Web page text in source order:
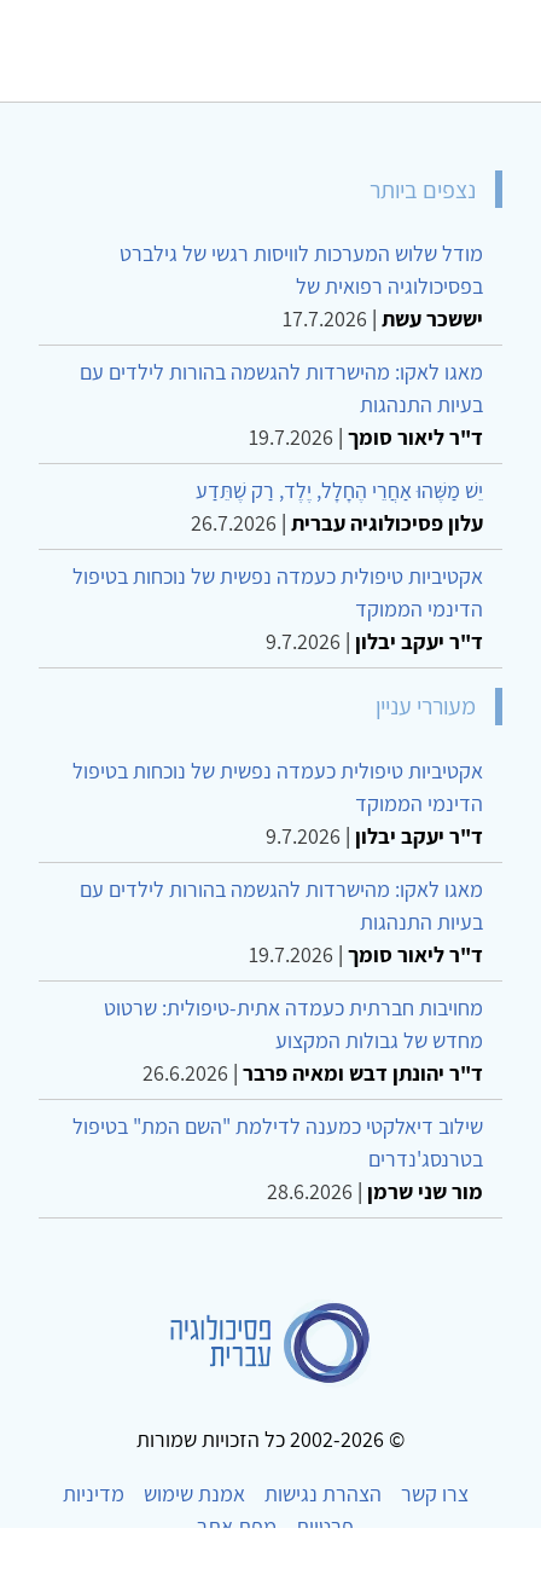
נצפים ביותר
מודל שלוש המערכות לוויסות רגשי של גילברט
בפסיכולוגיה רפואית של
יששכר עשת |
17.7.2026
מאגו לאקו: מהישרדות להגשמה בהורות לילדים עם
בעיות התנהגות
ד"ר ליאור סומך |
19.7.2026
יֵשׁ מַשֶּׁהוּ אַחֲרֵי הֶחָלָל, יֶלֶד, רַק שֶׁתֵּדַע
עלון פסיכולוגיה עברית |
26.7.2026
אקטיביות טיפולית כעמדה נפשית של נוכחות בטיפול
הדינמי הממוקד
ד"ר יעקב יבלון |
9.7.2026
מעוררי עניין
אקטיביות טיפולית כעמדה נפשית של נוכחות בטיפול
הדינמי הממוקד
ד"ר יעקב יבלון |
9.7.2026
מאגו לאקו: מהישרדות להגשמה בהורות לילדים עם
בעיות התנהגות
ד"ר ליאור סומך |
19.7.2026
מחויבות חברתית כעמדה אתית-טיפולית: שרטוט
מחדש של גבולות המקצוע
ד"ר יהונתן דבש ומאיה פרבר |
26.6.2026
שילוב דיאלקטי כמענה לדילמת "השם המת" בטיפול
בטרנסג'נדרים
מור שני שרמן |
28.6.2026
© 2002-2026 כל הזכויות שמורות
צרו קשר
הצהרת נגישות אמנת שימוש
מדיניות
פרטיות
מפת אתר